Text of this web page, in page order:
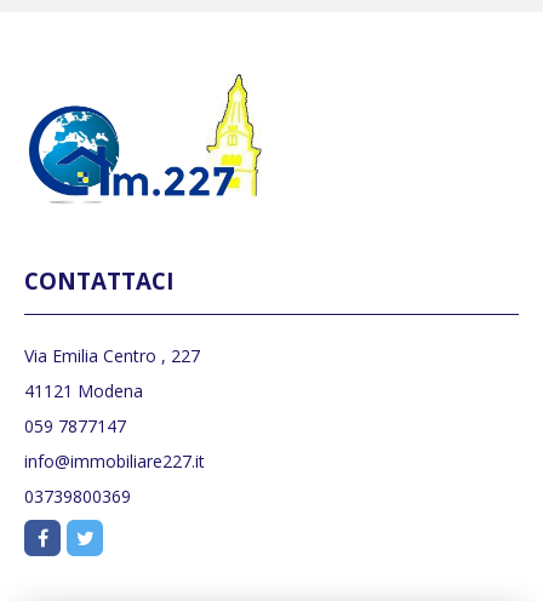
CONTATTACI
Via Emilia Centro , 227
41121 Modena
059 7877147
info@immobiliare227.it
03739800369